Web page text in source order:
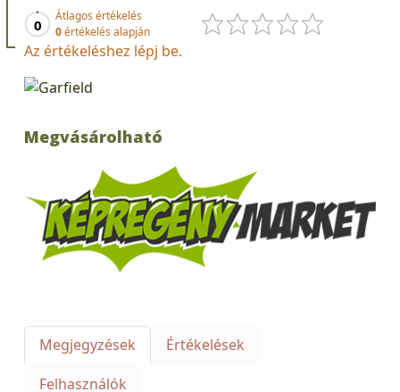
0
Átlagos értékelés
0értékelés alapján
Az értékeléshez lépj be.
Megvásárolható
Megjegyzések
Értékelések
Felhasználók